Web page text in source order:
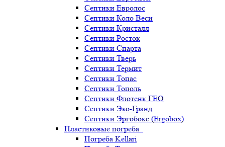
Септики Евролос
Септики Коло Веси
Септики Кристалл
Септики Росток
Септики Спарта
Септики Тверь
Септики Термит
Септики Топас
Септики Тополь
Септики Флотенк ГЕО
Септики Эко-Гранд
Септики Эргобокс (Ergobox)
Пластиковые погреба
Погреба Kellari